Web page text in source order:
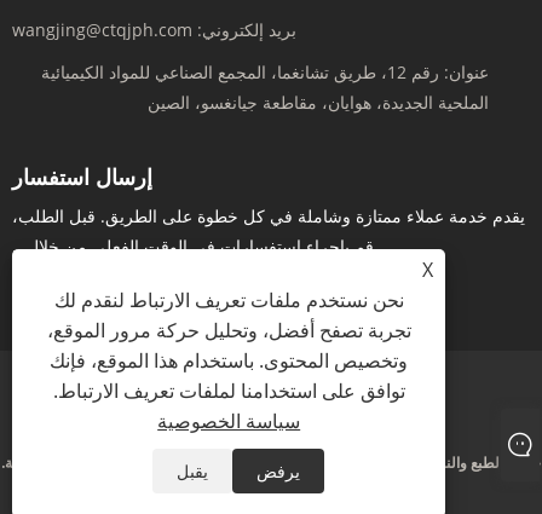
بريد إلكتروني: wangjing@ctqjph.com
عنوان:
رقم 12، طريق تشانغما، المجمع الصناعي للمواد الكيميائية
الملحية الجديدة، هوايان، مقاطعة جيانغسو، الصين
إرسال استفسار
يقدم خدمة عملاء ممتازة وشاملة في كل خطوة على الطريق. قبل الطلب،
قم بإجراء استفسارات في الوقت الفعلي من خلال...
استفسر الآن
Links
Sitemap
RSS
XML سياسة الخصوصية
حقوق الطبع والنشر © 2024 شركة جيانغسو رونان للأدوية المحدودة. جميع الحقوق محفوظة.
X
نحن نستخدم ملفات تعريف الارتباط لنقدم لك
تجربة تصفح أفضل، وتحليل حركة مرور الموقع،
وتخصيص المحتوى. باستخدام هذا الموقع، فإنك
توافق على استخدامنا لملفات تعريف الارتباط.
سياسة الخصوصية
يرفض يقبل